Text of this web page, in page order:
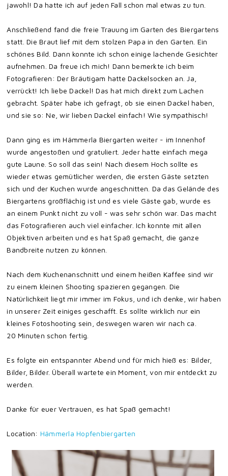
jawohl! Da hatte ich auf jeden Fall schon mal etwas zu tun.
Anschließend fand die freie Trauung im Garten des Biergartens
statt. Die Braut lief mit dem stolzen Papa in den Garten. Ein
schönes Bild. Dann konnte ich schon einige lachende Gesichter
aufnehmen. Da freue ich mich! Dann bemerkte ich beim
Fotografieren: Der Bräutigam hatte Dackelsocken an. Ja,
verrückt! Ich liebe Dackel! Das hat mich direkt zum Lachen
gebracht. Später habe ich gefragt, ob sie einen Dackel haben,
und sie so: Ne, wir lieben Dackel einfach! Wie sympathisch!
Dann ging es im Hämmerla Biergarten weiter - im Innenhof
wurde angestoßen und gratuliert. Jeder hatte einfach mega
gute Laune. So soll das sein! Nach diesem Hoch sollte es
wieder etwas gemütlicher werden, die ersten Gäste setzten
sich und der Kuchen wurde angeschnitten. Da das Gelände des
Biergartens großflächig ist und es viele Gäste gab, wurde es
an einem Punkt nicht zu voll - was sehr schön war. Das macht
das Fotografieren auch viel einfacher. Ich konnte mit allen
Objektiven arbeiten und es hat Spaß gemacht, die ganze
Bandbreite nutzen zu können.
Nach dem Kuchenanschnitt und einem heißen Kaffee sind wir
zu einem kleinen Shooting spazieren gegangen. Die
Natürlichkeit liegt mir immer im Fokus, und ich denke, wir haben
in unserer Zeit einiges geschafft. Es sollte wirklich nur ein
kleines Fotoshooting sein, deswegen waren wir nach ca.
20 Minuten schon fertig.
Es folgte ein entspannter Abend und für mich hieß es: Bilder,
Bilder, Bilder. Überall wartete ein Moment, von mir entdeckt zu
werden.
Danke für euer Vertrauen, es hat Spaß gemacht!
Location: Hämmerla Hopfenbiergarten